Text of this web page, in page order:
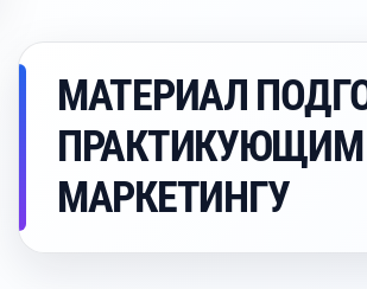
МАТЕРИАЛ
МАРКЕТИНГУ